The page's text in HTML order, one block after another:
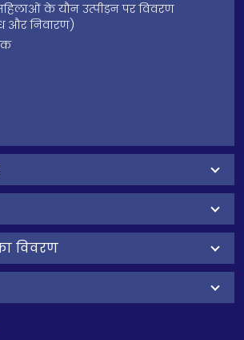
के यौन उत्पीड़न पर विवरण
और निवारण)
विवरण